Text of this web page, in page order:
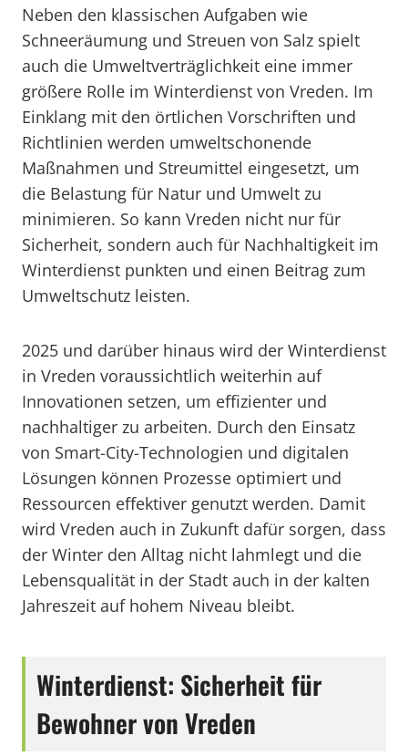
Neben den klassischen Aufgaben wie
Schneeräumung und Streuen von Salz spielt
auch die Umweltverträglichkeit eine immer
größere Rolle im Winterdienst von Vreden. Im
Einklang mit den örtlichen Vorschriften und
Richtlinien werden umweltschonende
Maßnahmen und Streumittel eingesetzt, um
die Belastung für Natur und Umwelt zu
minimieren. So kann Vreden nicht nur für
Sicherheit, sondern auch für Nachhaltigkeit im
Winterdienst punkten und einen Beitrag zum
Umweltschutz leisten.
2025 und darüber hinaus wird der Winterdienst
in Vreden voraussichtlich weiterhin auf
Innovationen setzen, um effizienter und
nachhaltiger zu arbeiten. Durch den Einsatz
von Smart-City-Technologien und digitalen
Lösungen können Prozesse optimiert und
Ressourcen effektiver genutzt werden. Damit
wird Vreden auch in Zukunft dafür sorgen, dass
der Winter den Alltag nicht lahmlegt und die
Lebensqualität in der Stadt auch in der kalten
Jahreszeit auf hohem Niveau bleibt.
Winterdienst: Sicherheit für
Bewohner von Vreden